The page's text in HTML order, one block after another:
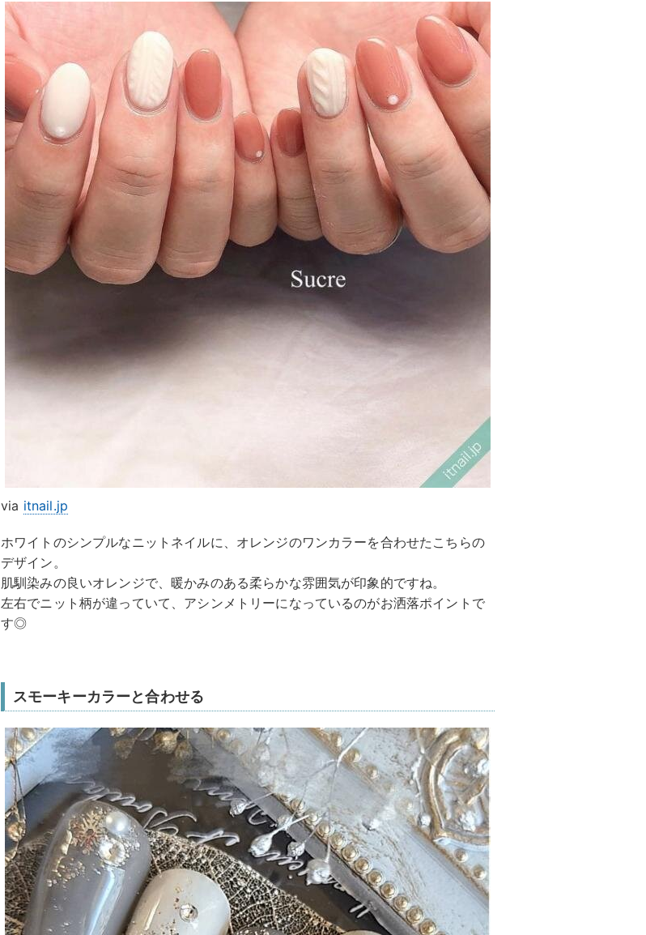
via itnail.jp
ホワイトのシンプルなニットネイルに、オレンジのワンカラーを合わせたこちらの
デザイン。
肌馴染みの良いオレンジで、暖かみのある柔らかな雰囲気が印象的ですね。
左右でニット柄が違っていて、アシンメトリーになっているのがお洒落ポイントで
す◎
スモーキーカラーと合わせる